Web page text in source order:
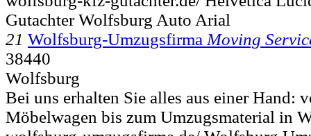
Gutachter Wolfsburg Auto Arial
21 Wolfsburg-Umzugsfirma Moving
38440
Wolfsburg
Bei uns erhalten Sie alles aus einer Hand:
Möbelwagen bis zum Umzugsmaterial in